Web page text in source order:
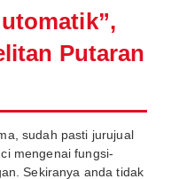
Putaran
sudah pasti jurujual
mengenai fungsi-
Sekiranya anda tidak